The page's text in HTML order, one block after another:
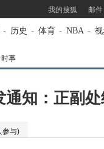
我的搜狐 邮件
- 历史 - 体育 - NBA -
时事
通知：正副
参与)